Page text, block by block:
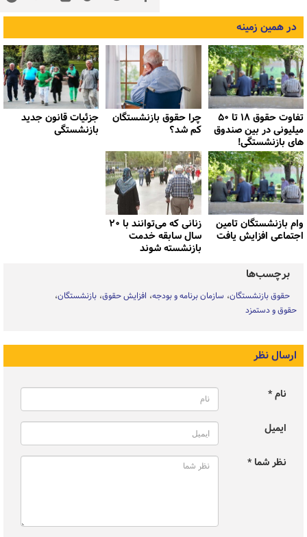
در همین زمینه
تفاوت حقوق ۱۸ تا ۵۰
میلیونی در بین صندوق
های بازنشستگی!
چرا حقوق بازنشستگان
کم شد؟
جزئیات قانون جدید
بازنشستگی
وام بازنشستگان تامین
اجتماعی افزایش یافت
زنانی که می‌توانند با ۲۰
سال سابقه خدمت
بازنشسته شوند
برچسب‌ها
حقوق بازنشستگان سازمان برنامه و بودجه افزايش حقوق بازنشستگان
حقوق و دستمزد
ارسال نظر
نام *
ایمیل
نظر شما *